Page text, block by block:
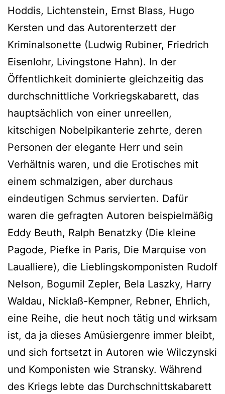
Hoddis, Lichtenstein, Ernst Blass, Hugo
Kersten und das Autorenterzett der
Kriminalsonette (Ludwig Rubiner, Friedrich
Eisenlohr, Livingstone Hahn). In der
Öffentlichkeit dominierte gleichzeitig das
durchschnittliche Vorkriegskabarett, das
hauptsächlich von einer unreellen,
kitschigen Nobelpikanterie zehrte, deren
Personen der elegante Herr und sein
Verhältnis waren, und die Erotisches mit
einem schmalzigen, aber durchaus
eindeutigen Schmus servierten. Dafür
waren die gefragten Autoren beispielmäßig
Eddy Beuth, Ralph Benatzky (Die kleine
Pagode, Piefke in Paris, Die Marquise von
Laualliere), die Lieblingskomponisten Rudolf
Nelson, Bogumil Zepler, Bela Laszky, Harry
Waldau, Nicklaß-Kempner, Rebner, Ehrlich,
eine Reihe, die heut noch tätig und wirksam
ist, da ja dieses Amüsiergenre immer bleibt,
und sich fortsetzt in Autoren wie Wilczynski
und Komponisten wie Stransky. Während
des Kriegs lebte das Durchschnittskabarett